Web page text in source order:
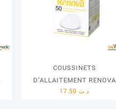
COUSSINETS
D’ALLAITEMENT RENOVA
د.ت